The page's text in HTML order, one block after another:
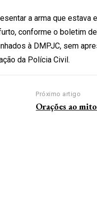
a arma que
conforme o boletim
à DMPJC, sem
da Polícia Civil.
Próximo artigo
Orações ao